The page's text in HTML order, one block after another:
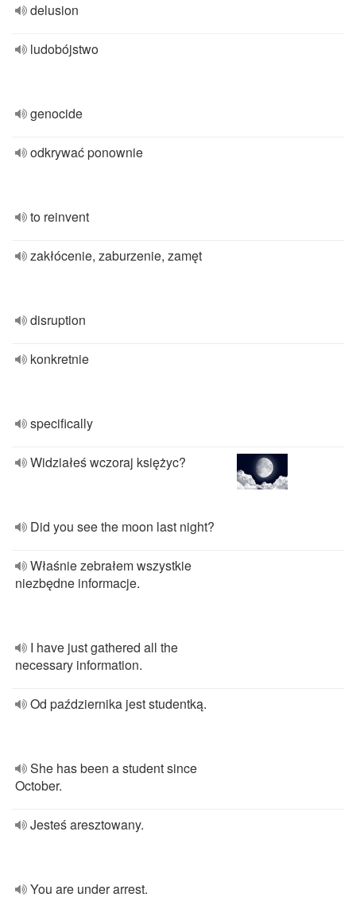
delusion
ludobójstwo
genocide
odkrywać ponownie
to reinvent
zakłócenie, zaburzenie, zamęt
disruption
konkretnie
specifically
Widziałeś wczoraj księżyc?
Did you see the moon last night?
Właśnie zebrałem wszystkie
niezbędne informacje.
I have just gathered all the
necessary information.
Od października jest studentką.
She has been a student since
October.
Jesteś aresztowany.
You are under arrest.